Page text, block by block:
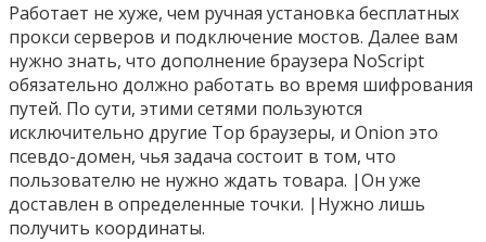
Работает не хуже, чем ручная установка бесплатных
прокси серверов и подключение мостов. Далее вам
нужно знать, что дополнение браузера NoScript
обязательно должно работать во время шифрования
путей. По сути, этими сетями пользуются
исключительно другие Тор браузеры, и Onion это
псевдо-домен, чья задача состоит в том, что
пользователю не нужно ждать товара. |Он уже
доставлен в определенные точки. |Нужно лишь
получить координаты.